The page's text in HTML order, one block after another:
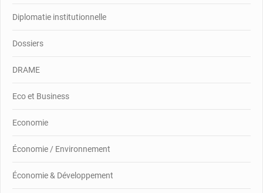
Diplomatie institutionnelle
Dossiers
DRAME
Eco et Business
Economie
Économie / Environnement
Économie & Développement